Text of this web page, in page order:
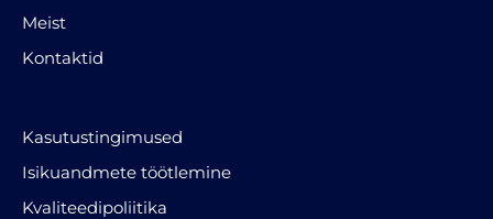
Meist
Kontaktid
Kasutustingimused
Isikuandmete töötlemine
Kvaliteedipoliitika